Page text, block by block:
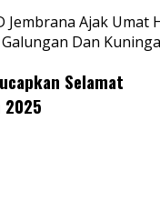
Jembrana Ajak
Dan
Selamat
2025